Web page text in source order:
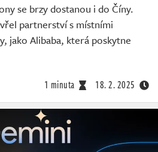
se brzy dostanou i do Číny.
partnerství s místními
jako Alibaba, která poskytne
1 minuta 18. 2. 2025